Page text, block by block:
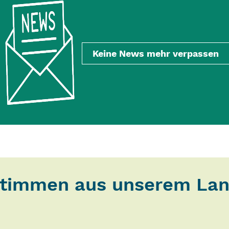
Keine News mehr verpassen
aus unserem